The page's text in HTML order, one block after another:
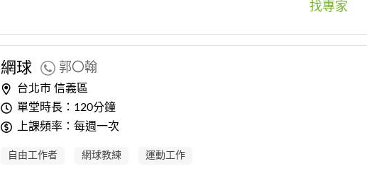
找專家
網球 郭〇翰
台北市 信義區
單堂時長：120分鐘
上課頻率：每週一次
自由工作者 網球教練 運動工作